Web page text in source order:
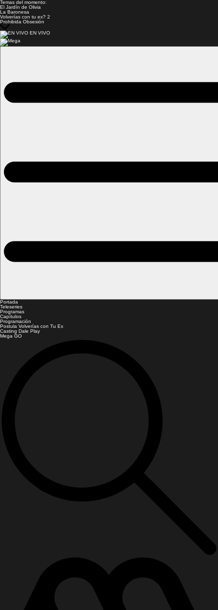
Temas del momento:
El Jardín de Olivia
La Baronesa
Volverías con tu ex? 2
Prohibida Obsesión
EN VIVO
Portada
Teleseries
Programas
Capítulos
Programación
Postula Volverías con Tu Ex
Casting Dale Play
Mega GO